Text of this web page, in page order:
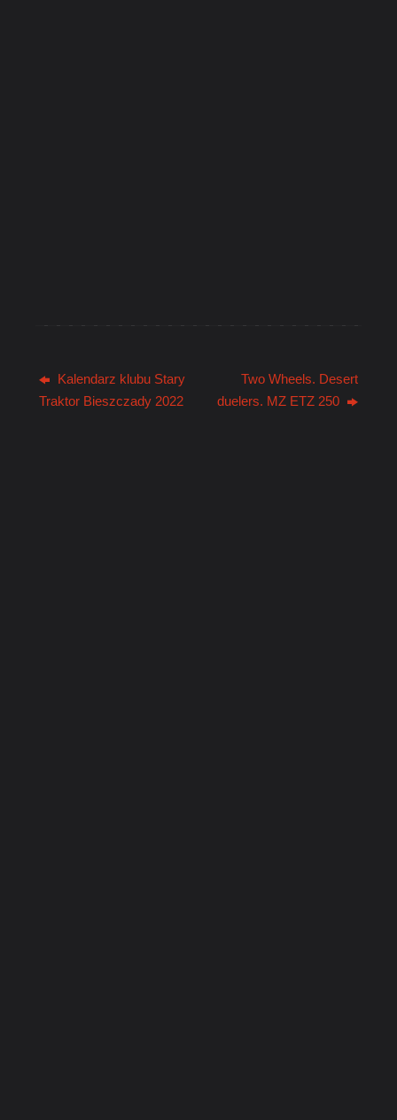
Kalendarz klubu Stary
Traktor Bieszczady 2022
Two Wheels. Desert
duelers. MZ ETZ 250